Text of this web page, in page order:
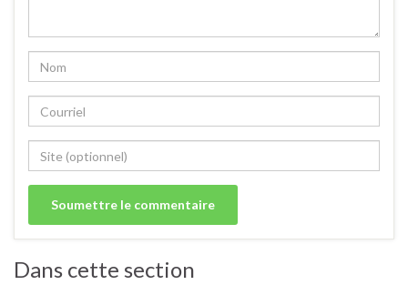
Dans cette section